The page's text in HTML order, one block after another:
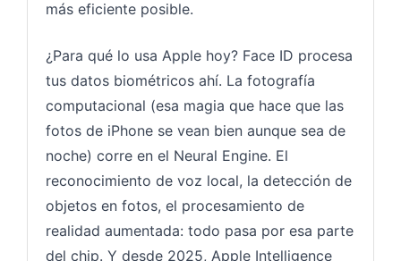
más eficiente posible.
¿Para qué lo usa Apple hoy? Face ID procesa
tus datos biométricos ahí. La fotografía
computacional (esa magia que hace que las
fotos de iPhone se vean bien aunque sea de
noche) corre en el Neural Engine. El
reconocimiento de voz local, la detección de
objetos en fotos, el procesamiento de
realidad aumentada: todo pasa por esa parte
del chip. Y desde 2025, Apple Intelligence